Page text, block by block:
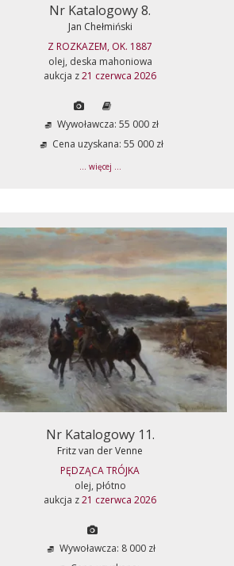
Nr Katalogowy 8.
Jan Chełmiński
Z ROZKAZEM, OK. 1887
olej, deska mahoniowa
aukcja z21 czerwca 2026
Wywoławcza: 55 000 zł
Cena uzyskana: 55 000 zł
... więcej ...
Nr Katalogowy 11.
Fritz van der Venne
PĘDZĄCA TRÓJKA
olej, płótno
aukcja z21 czerwca 2026
Wywoławcza: 8 000 zł